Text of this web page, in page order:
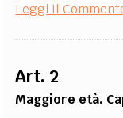
Leggi Il
Art. 2
Maggiore età.